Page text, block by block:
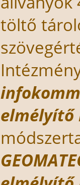
töltő
elmélyítő